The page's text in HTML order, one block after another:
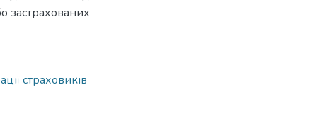
застрахованих
страховиків